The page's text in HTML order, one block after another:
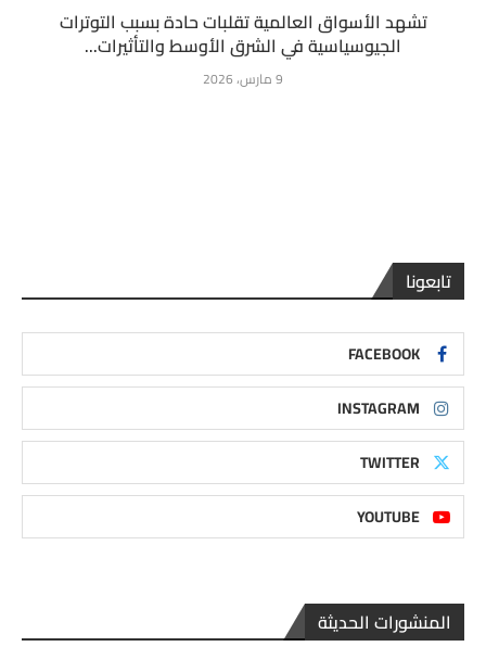
تشهد الأسواق العالمية تقلبات حادة بسبب التوترات
الجيوسياسية في الشرق الأوسط والتأثيرات...
9 مارس، 2026
تابعونا
FACEBOOK
INSTAGRAM
TWITTER
YOUTUBE
المنشورات الحديثة